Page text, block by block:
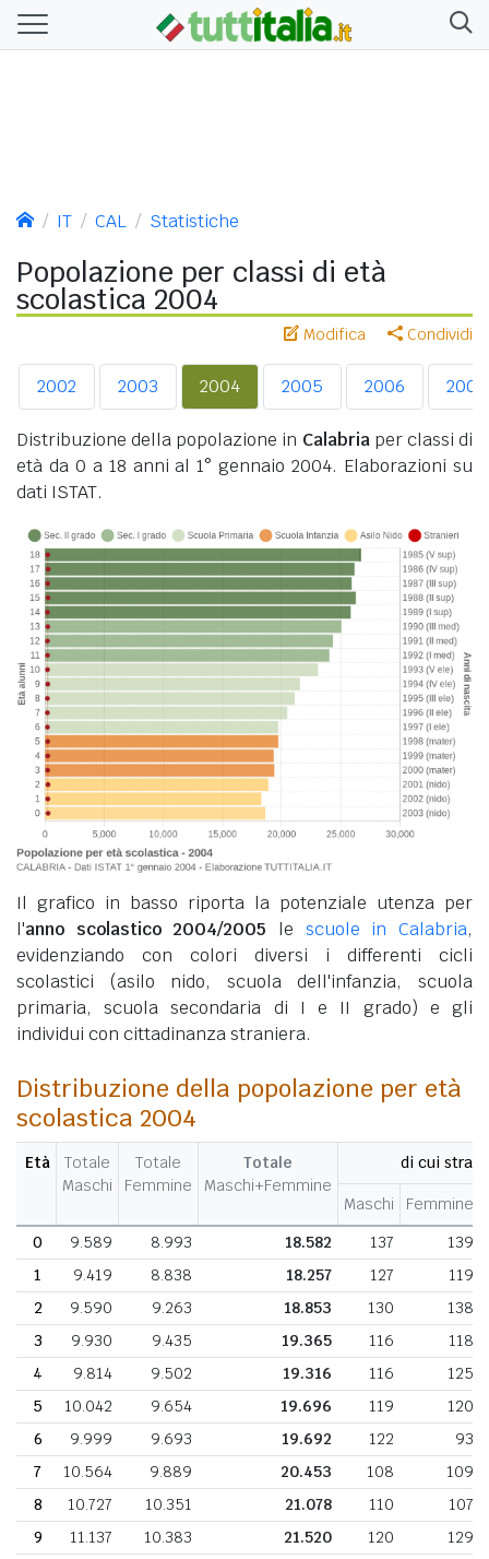
IT CAL Statistiche
Popolazione per classi di età
scolastica 2004
Modifica Condividi
2002 2003 2004 2005 2006 2007
Distribuzione della popolazione in Calabriaper classi di
età da 0 a 18 anni al 1° gennaio 2004. Elaborazioni su
dati ISTAT.
Il grafico in basso riporta la potenziale utenza per
l'anno scolastico 2004/2005 le scuole in Calabria,
evidenziando con colori diversi i differenti cicli
scolastici (asilo nido, scuola dell'infanzia, scuola
primaria, scuola secondaria di I e II grado) e gli
individui con cittadinanza straniera.
Distribuzione della popolazione per età
scolastica 2004
Età
Totale
Maschi
Totale
Femmine
Totale
Maschi+Femmine
di cui
Maschi Femmine
0
9.589 8.993 18.582 137
139
1
9.419 8.838 18.257 127 119
2
9.590 9.263 18.853 130 138
3
9.930 9.435 19.365 116
118
4
9.814 9.502 19.316 116
125
5
10.042 9.654 19.696 119 120
6
9.999 9.693 19.692 122
93
7
10.564 9.889 20.453 108
109
8
10.727 10.351 21.078 110
107
9
11.137 10.383 21.520 120 129